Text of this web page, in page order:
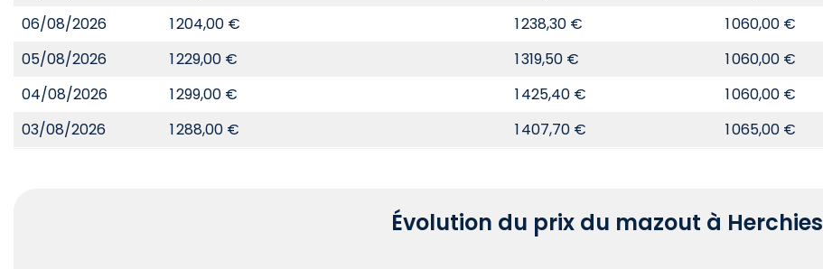
06/08/2026
1 204,00 € 1 238,30 € 1 060,00 €
05/08/2026
1 229,00 € 1 319,50 € 1 060,00 €
04/08/2026
1 299,00 € 1 425,40 € 1 060,00 €
03/08/2026
1 288,00 € 1 407,70 € 1 065,00 €
Évolution du prix du mazout à Herchies